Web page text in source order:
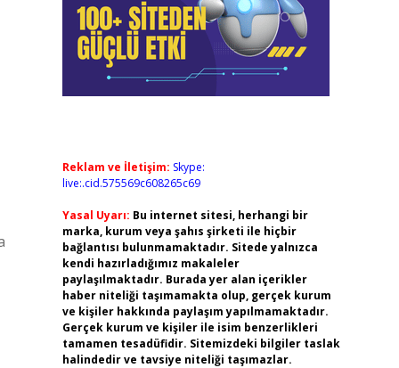
Reklam ve İletişim: Skype:
live:.cid.575569c608265c69
Yasal Uyarı: Bu internet sitesi, herhangi bir
marka, kurum veya şahıs şirketi ile hiçbir
bağlantısı bulunmamaktadır. Sitede yalnızca
kendi hazırladığımız makaleler
paylaşılmaktadır. Burada yer alan içerikler
haber niteliği taşımamakta olup, gerçek kurum
ve kişiler hakkında paylaşım yapılmamaktadır.
Gerçek kurum ve kişiler ile isim benzerlikleri
tamamen tesadüfidir. Sitemizdeki bilgiler taslak
halindedir ve tavsiye niteliği taşımazlar.